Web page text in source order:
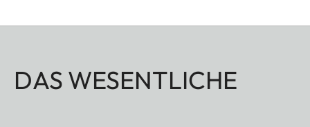
Das Leder ist ein hochwertiges Naturerzeugnis.
DAS WESENTLICHE